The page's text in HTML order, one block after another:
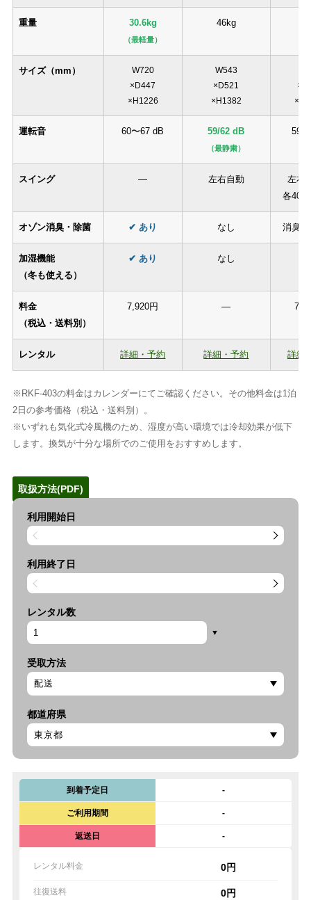
重量 30.6kg
（最軽量）
46kg
サイズ（mm）
W720
×D447
×H1226
W543
×D521
×H1382
運転音 60〜67 dB 59/62 dB
（最静粛）
59/
スイング — 左右自動
左右
各40
オゾン消臭・除菌 ✔ あり なし 消臭
加湿機能
（冬も使える）
✔ あり なし
料金
（税込・送料別）
7,920円 —
レンタル 詳細・予約 詳細・予約 詳細
※RKF-403の料金はカレンダーにてご確認ください。その他料金は1泊
2日の参考価格（税込・送料別）。
※いずれも気化式冷風機のため、湿度が高い環境では冷却効果が低下
します。換気が十分な場所でのご使用をおすすめします。
取扱方法(PDF)
利用開始日
利用終了日
レンタル数
受取方法
都道府県
到着予定日 -
ご利用期間 -
返送日 -
レンタル料金 0円
往復送料 0円